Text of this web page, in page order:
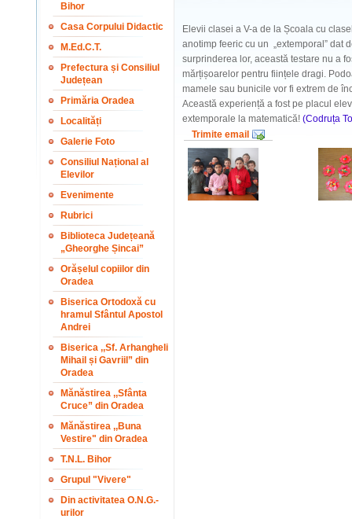
Bihor
Casa Corpului Didactic
M.Ed.C.T.
Prefectura și Consiliul
Județean
Primăria Oradea
Localități
Galerie Foto
Consiliul Național al
Elevilor
Evenimente
Rubrici
Biblioteca Județeană
„Gheorghe Șincai”
Orășelul copiilor din
Oradea
Biserica Ortodoxă cu
hramul Sfântul Apostol
Andrei
Biserica ,,Sf. Arhangheli
Mihail și Gavriil” din
Oradea
Mănăstirea ,,Sfânta
Cruce” din Oradea
Mănăstirea ,,Buna
Vestire" din Oradea
T.N.L. Bihor
Grupul "Vivere"
Din activitatea O.N.G.-
urilor
Elevii clasei a V-a de la Școala cu
anotimp feeric cu un „extemporal” dat
surprinderea lor, această testare nu a
mărțișoarelor pentru ființele dragi.
mamele sau bunicile vor fi extrem de
Această experiență a fost pe placul
extemporale la matematică! (Codruța
Trimite email